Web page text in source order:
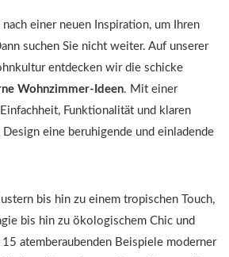
nach einer neuen Inspiration, um Ihren
suchen Sie nicht weiter. Auf unserer
entdecken wir die schicke
Wohnzimmer-Ideen. Mit einer
Funktionalität und klaren
eine beruhigende und einladende
bis hin zu einem tropischen Touch,
bis hin zu ökologischem Chic und
atemberaubenden Beispiele moderner